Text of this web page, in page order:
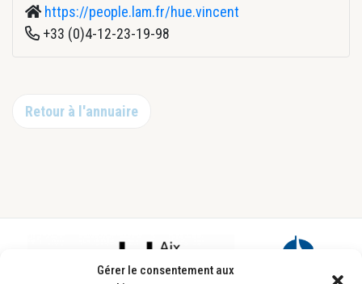
Gérer le consentement aux
https://people.lam.fr/hue.vincent
+33 (0)4-12-23-19-98
Retour à l'annuaire